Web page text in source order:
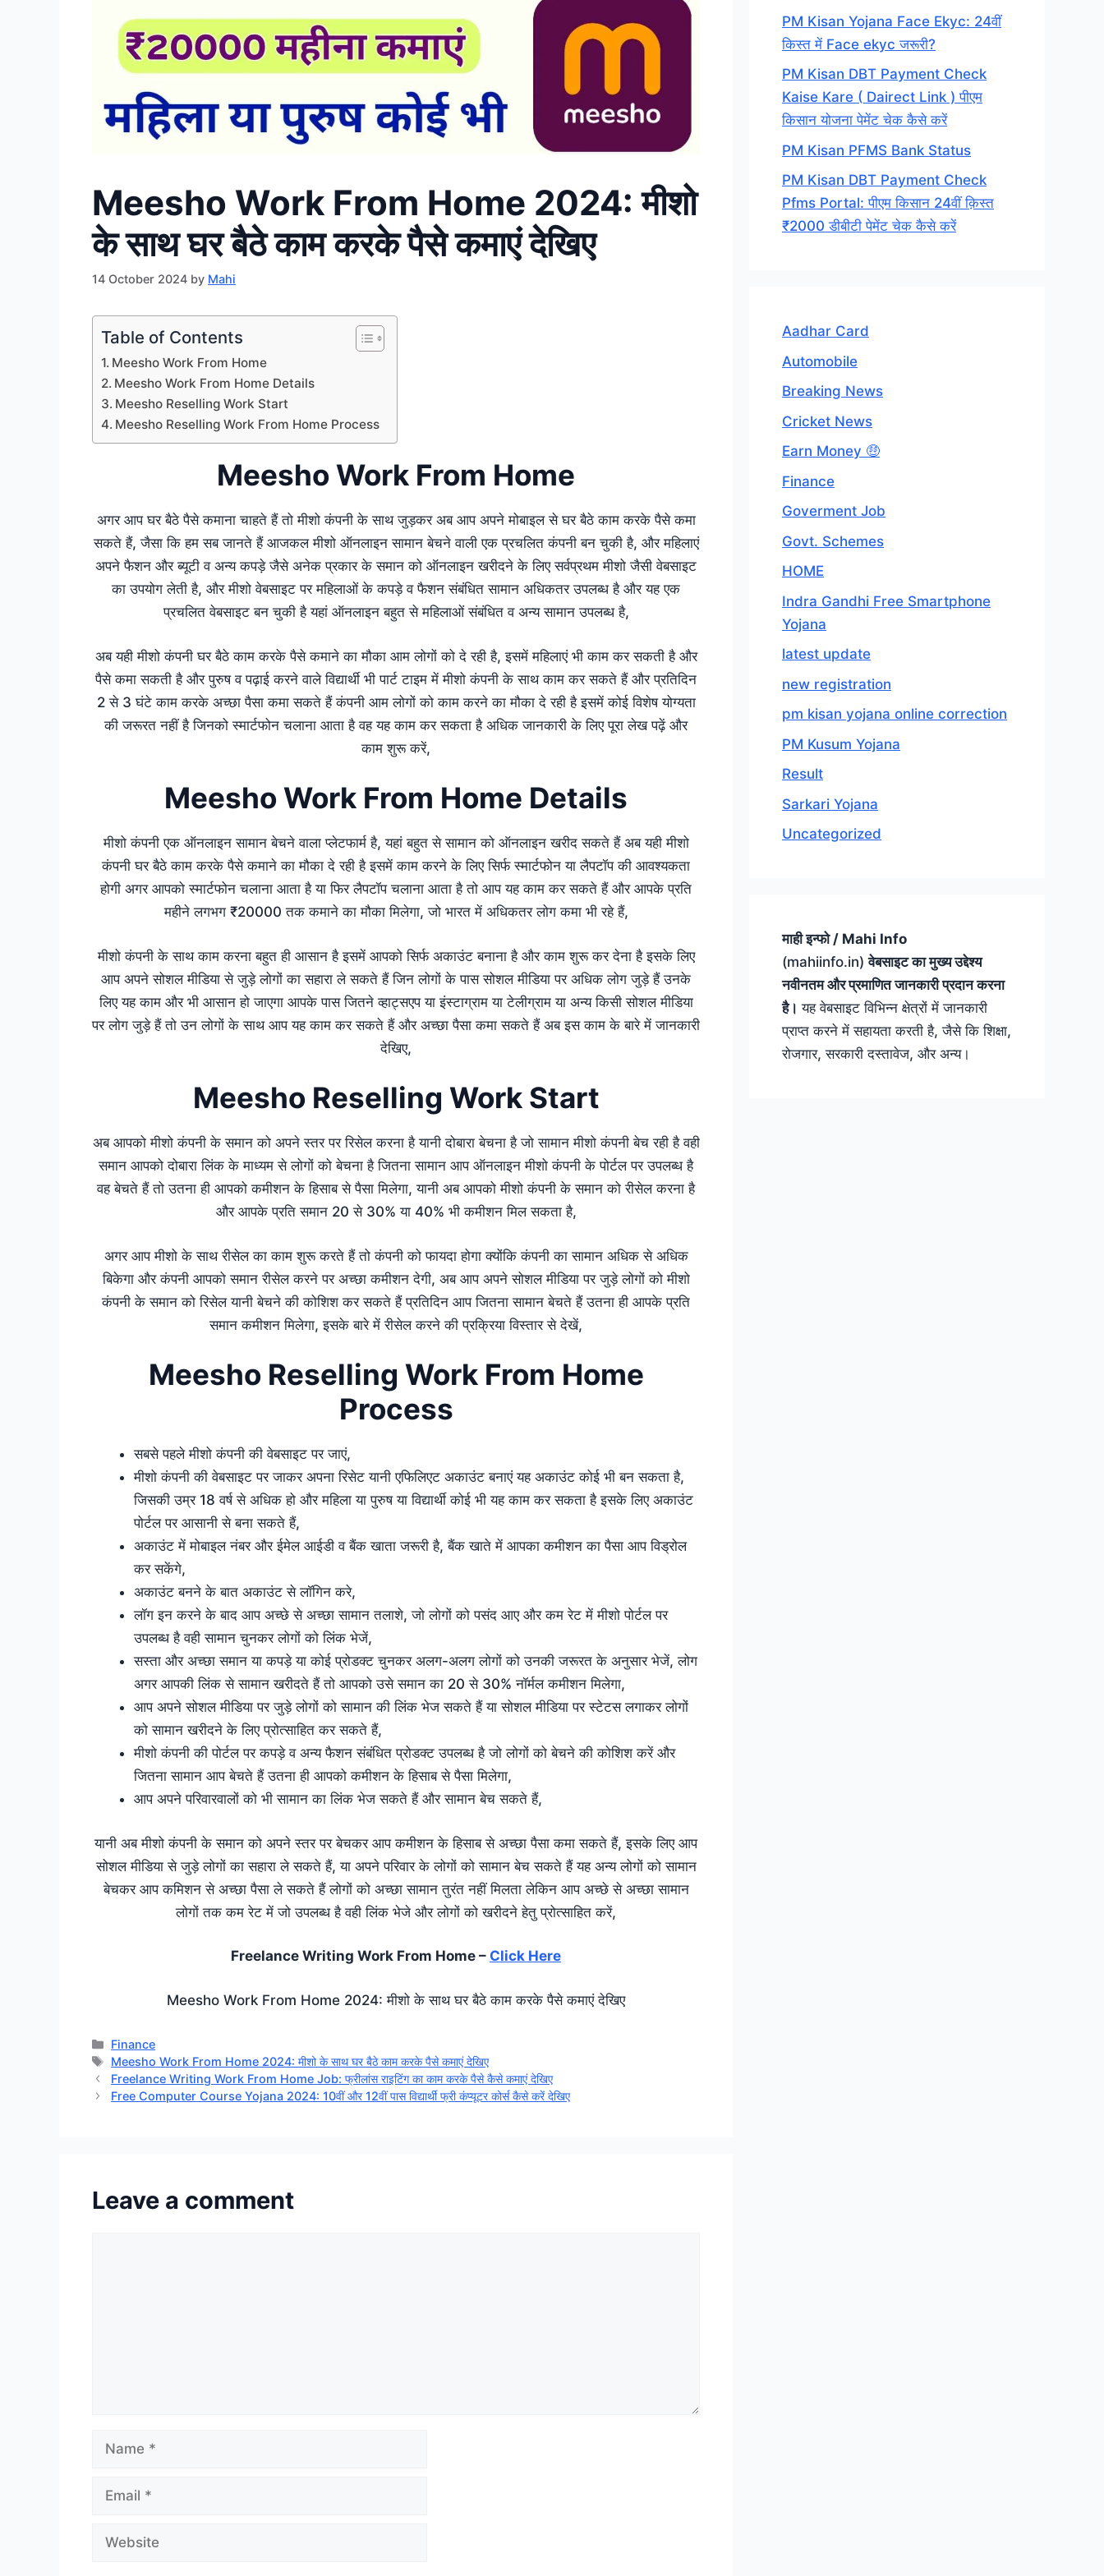
Meesho Work From Home 2024: मीशो
के साथ घर बैठे काम करके पैसे कमाएं देखिए
14 October 2024 by Mahi
Table of Contents
Meesho Work From Home
Meesho Work From Home Details
Meesho Reselling Work Start
Meesho Reselling Work From Home Process
Meesho Work From Home
अगर आप घर बैठे पैसे कमाना चाहते हैं तो मीशो कंपनी के साथ जुड़कर अब आप अपने मोबाइल से घर बैठे काम करके पैसे कमा
सकते हैं, जैसा कि हम सब जानते हैं आजकल मीशो ऑनलाइन सामान बेचने वाली एक प्रचलित कंपनी बन चुकी है, और महिलाएं
अपने फैशन और ब्यूटी व अन्य कपड़े जैसे अनेक प्रकार के समान को ऑनलाइन खरीदने के लिए सर्वप्रथम मीशो जैसी वेबसाइट
का उपयोग लेती है, और मीशो वेबसाइट पर महिलाओं के कपड़े व फैशन संबंधित सामान अधिकतर उपलब्ध है और यह एक
प्रचलित वेबसाइट बन चुकी है यहां ऑनलाइन बहुत से महिलाओं संबंधित व अन्य सामान उपलब्ध है,
अब यही मीशो कंपनी घर बैठे काम करके पैसे कमाने का मौका आम लोगों को दे रही है, इसमें महिलाएं भी काम कर सकती है और
पैसे कमा सकती है और पुरुष व पढ़ाई करने वाले विद्यार्थी भी पार्ट टाइम में मीशो कंपनी के साथ काम कर सकते हैं और प्रतिदिन
2 से 3 घंटे काम करके अच्छा पैसा कमा सकते हैं कंपनी आम लोगों को काम करने का मौका दे रही है इसमें कोई विशेष योग्यता
की जरूरत नहीं है जिनको स्मार्टफोन चलाना आता है वह यह काम कर सकता है अधिक जानकारी के लिए पूरा लेख पढ़ें और
काम शुरू करें,
Meesho Work From Home Details
मीशो कंपनी एक ऑनलाइन सामान बेचने वाला प्लेटफार्म है, यहां बहुत से सामान को ऑनलाइन खरीद सकते हैं अब यही मीशो
कंपनी घर बैठे काम करके पैसे कमाने का मौका दे रही है इसमें काम करने के लिए सिर्फ स्मार्टफोन या लैपटॉप की आवश्यकता
होगी अगर आपको स्मार्टफोन चलाना आता है या फिर लैपटॉप चलाना आता है तो आप यह काम कर सकते हैं और आपके प्रति
महीने लगभग ₹20000 तक कमाने का मौका मिलेगा, जो भारत में अधिकतर लोग कमा भी रहे हैं,
मीशो कंपनी के साथ काम करना बहुत ही आसान है इसमें आपको सिर्फ अकाउंट बनाना है और काम शुरू कर देना है इसके लिए
आप अपने सोशल मीडिया से जुड़े लोगों का सहारा ले सकते हैं जिन लोगों के पास सोशल मीडिया पर अधिक लोग जुड़े हैं उनके
लिए यह काम और भी आसान हो जाएगा आपके पास जितने व्हाट्सएप या इंस्टाग्राम या टेलीग्राम या अन्य किसी सोशल मीडिया
पर लोग जुड़े हैं तो उन लोगों के साथ आप यह काम कर सकते हैं और अच्छा पैसा कमा सकते हैं अब इस काम के बारे में जानकारी
देखिए,
Meesho Reselling Work Start
अब आपको मीशो कंपनी के समान को अपने स्तर पर रिसेल करना है यानी दोबारा बेचना है जो सामान मीशो कंपनी बेच रही है वही
समान आपको दोबारा लिंक के माध्यम से लोगों को बेचना है जितना सामान आप ऑनलाइन मीशो कंपनी के पोर्टल पर उपलब्ध है
वह बेचते हैं तो उतना ही आपको कमीशन के हिसाब से पैसा मिलेगा, यानी अब आपको मीशो कंपनी के समान को रीसेल करना है
और आपके प्रति समान 20 से 30% या 40% भी कमीशन मिल सकता है,
अगर आप मीशो के साथ रीसेल का काम शुरू करते हैं तो कंपनी को फायदा होगा क्योंकि कंपनी का सामान अधिक से अधिक
बिकेगा और कंपनी आपको समान रीसेल करने पर अच्छा कमीशन देगी, अब आप अपने सोशल मीडिया पर जुड़े लोगों को मीशो
कंपनी के समान को रिसेल यानी बेचने की कोशिश कर सकते हैं प्रतिदिन आप जितना सामान बेचते हैं उतना ही आपके प्रति
समान कमीशन मिलेगा, इसके बारे में रीसेल करने की प्रक्रिया विस्तार से देखें,
Meesho Reselling Work From Home
Process
सबसे पहले मीशो कंपनी की वेबसाइट पर जाएं,
मीशो कंपनी की वेबसाइट पर जाकर अपना रिसेट यानी एफिलिएट अकाउंट बनाएं यह अकाउंट कोई भी बन सकता है,
जिसकी उम्र 18 वर्ष से अधिक हो और महिला या पुरुष या विद्यार्थी कोई भी यह काम कर सकता है इसके लिए अकाउंट
पोर्टल पर आसानी से बना सकते हैं,
अकाउंट में मोबाइल नंबर और ईमेल आईडी व बैंक खाता जरूरी है, बैंक खाते में आपका कमीशन का पैसा आप विड्रोल
कर सकेंगे,
अकाउंट बनने के बात अकाउंट से लॉगिन करे,
लॉग इन करने के बाद आप अच्छे से अच्छा सामान तलाशे, जो लोगों को पसंद आए और कम रेट में मीशो पोर्टल पर
उपलब्ध है वही सामान चुनकर लोगों को लिंक भेजें,
सस्ता और अच्छा समान या कपड़े या कोई प्रोडक्ट चुनकर अलग-अलग लोगों को उनकी जरूरत के अनुसार भेजें, लोग
अगर आपकी लिंक से सामान खरीदते हैं तो आपको उसे समान का 20 से 30% नॉर्मल कमीशन मिलेगा,
आप अपने सोशल मीडिया पर जुड़े लोगों को सामान की लिंक भेज सकते हैं या सोशल मीडिया पर स्टेटस लगाकर लोगों
को सामान खरीदने के लिए प्रोत्साहित कर सकते हैं,
मीशो कंपनी की पोर्टल पर कपड़े व अन्य फैशन संबंधित प्रोडक्ट उपलब्ध है जो लोगों को बेचने की कोशिश करें और
जितना सामान आप बेचते हैं उतना ही आपको कमीशन के हिसाब से पैसा मिलेगा,
आप अपने परिवारवालों को भी सामान का लिंक भेज सकते हैं और सामान बेच सकते हैं,
यानी अब मीशो कंपनी के समान को अपने स्तर पर बेचकर आप कमीशन के हिसाब से अच्छा पैसा कमा सकते हैं, इसके लिए आप
सोशल मीडिया से जुड़े लोगों का सहारा ले सकते हैं, या अपने परिवार के लोगों को सामान बेच सकते हैं यह अन्य लोगों को सामान
बेचकर आप कमिशन से अच्छा पैसा ले सकते हैं लोगों को अच्छा सामान तुरंत नहीं मिलता लेकिन आप अच्छे से अच्छा सामान
लोगों तक कम रेट में जो उपलब्ध है वही लिंक भेजे और लोगों को खरीदने हेतु प्रोत्साहित करें,
Freelance Writing Work From Home – Click Here
Meesho Work From Home 2024: मीशो के साथ घर बैठे काम करके पैसे कमाएं देखिए
Categories
Finance
Tags
Meesho Work From Home 2024: मीशो के साथ घर बैठे काम करके पैसे कमाएं देखिए
Freelance Writing Work From Home Job: फ्रीलांस राइटिंग का काम करके पैसे कैसे कमाएं देखिए
Free Computer Course Yojana 2024: 10वीं और 12वीं पास विद्यार्थी फ्री कंप्यूटर कोर्स कैसे करें देखिए
Leave a comment
Name
Email
Website
PM Kisan Yojana Face Ekyc: 24वीं
किस्त में Face ekyc जरूरी?
PM Kisan DBT Payment Check
Kaise Kare ( Dairect Link ) पीएम
किसान योजना पेमेंट चेक कैसे करें
PM Kisan PFMS Bank Status
PM Kisan DBT Payment Check
Pfms Portal: पीएम किसान 24वीं क़िस्त
₹2000 डीबीटी पेमेंट चेक कैसे करें
Aadhar Card
Automobile
Breaking News
Cricket News
Earn Money 🤑
Finance
Goverment Job
Govt. Schemes
HOME
Indra Gandhi Free Smartphone
Yojana
latest update
new registration
pm kisan yojana online correction
PM Kusum Yojana
Result
Sarkari Yojana
Uncategorized
माही इन्फो / Mahi Info
(mahiinfo.in)वेबसाइट का मुख्य उद्देश्य
नवीनतम और प्रमाणित जानकारी प्रदान करना
है। यह वेबसाइट विभिन्न क्षेत्रों में जानकारी
प्राप्त करने में सहायता करती है, जैसे कि शिक्षा,
रोजगार, सरकारी दस्तावेज, और अन्य।